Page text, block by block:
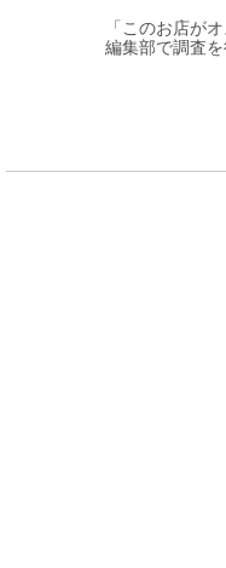
「このお店が
編集部で調査